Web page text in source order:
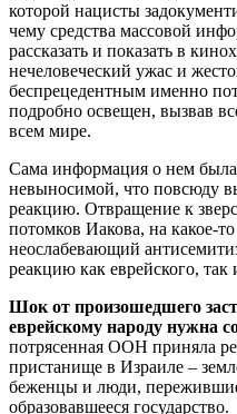
которой нацисты
чему средства массовой
рассказать и показать в
нечеловеческий ужас и
беспрецедентным именно
подробно освещен, вызвав
всем мире.
Сама информация о нем
невыносимой, что повсюду
реакцию. Отвращение к
потомков Иакова, на какое-
неослабевающий
реакцию как еврейского, так
Шок от произошедшего
еврейскому народу нужна
потрясенная ООН приняла
пристанище в Израиле –
беженцы и люди,
образовавшееся государство.